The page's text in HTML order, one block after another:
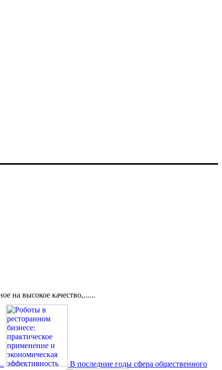
на высокое качество,......
В последние годы сфера общественного